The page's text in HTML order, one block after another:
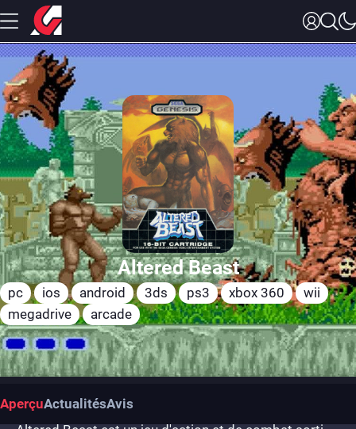
Altered Beast
pc ios android 3ds ps3 xbox 360
wii
megadrive
arcade
AperçuActualitésAvis